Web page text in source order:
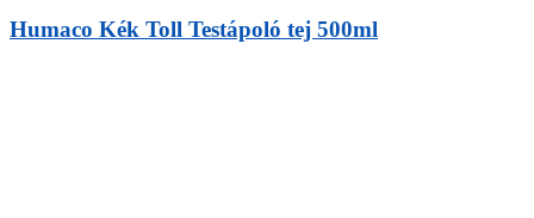
Humaco Kék Toll Testápoló tej 500ml